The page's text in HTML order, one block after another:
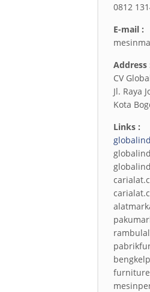
0812
E-mail :
Address
CV
Jl. Raya
Kota
Links :